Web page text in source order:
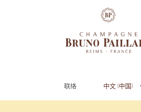
联络 中文 (中国)
FR
EN
日本語